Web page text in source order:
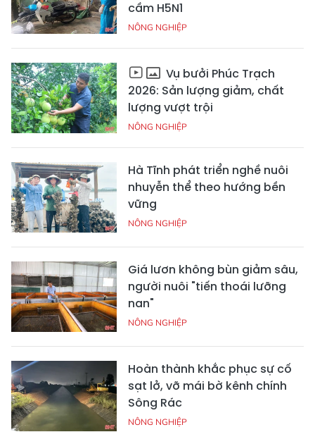
cầm H5N1
NÔNG NGHIỆP
Vụ bưởi Phúc Trạch
2026: Sản lượng giảm, chất
lượng vượt trội
NÔNG NGHIỆP
Hà Tĩnh phát triển nghề nuôi
nhuyễn thể theo hướng bền
vững
NÔNG NGHIỆP
Giá lươn không bùn giảm sâu,
người nuôi "tiến thoái lưỡng
nan"
NÔNG NGHIỆP
Hoàn thành khắc phục sự cố
sạt lở, vỡ mái bờ kênh chính
Sông Rác
NÔNG NGHIỆP